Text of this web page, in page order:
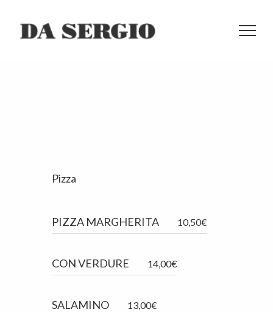
Pizza
PIZZA MARGHERITA 10,50€
CON VERDURE 14,00€
SALAMINO 13,00€